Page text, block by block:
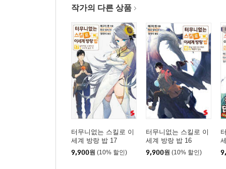
작가의 다른 상품
터무니없는 스킬로 이
세계 방랑 밥 17
9,900원 (10% 할인)
터무니없는 스킬로 이
세계 방랑 밥 16
9,900원 (10% 할인)